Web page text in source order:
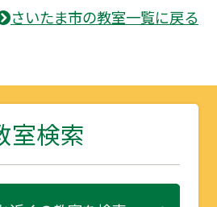
さいたま市の教室一覧に戻る
室検索